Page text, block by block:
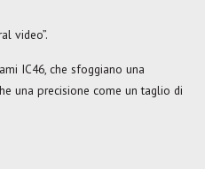
video”.
IC46, che sfoggiano una
una precisione come un taglio di